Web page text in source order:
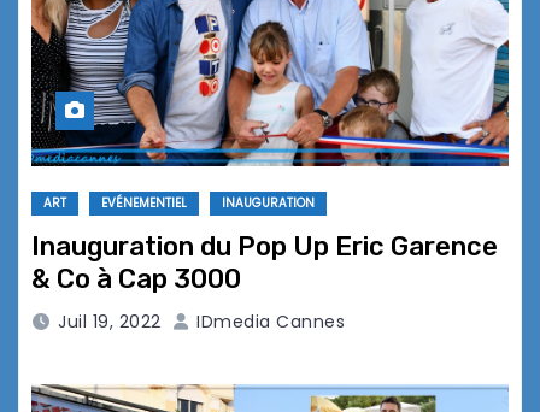
ART EVÉNEMENTIEL INAUGURATION
Inauguration du Pop Up Eric Garence
& Co à Cap 3000
Juil 19, 2022 IDmedia Cannes